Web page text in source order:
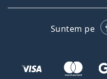
Suntem pe